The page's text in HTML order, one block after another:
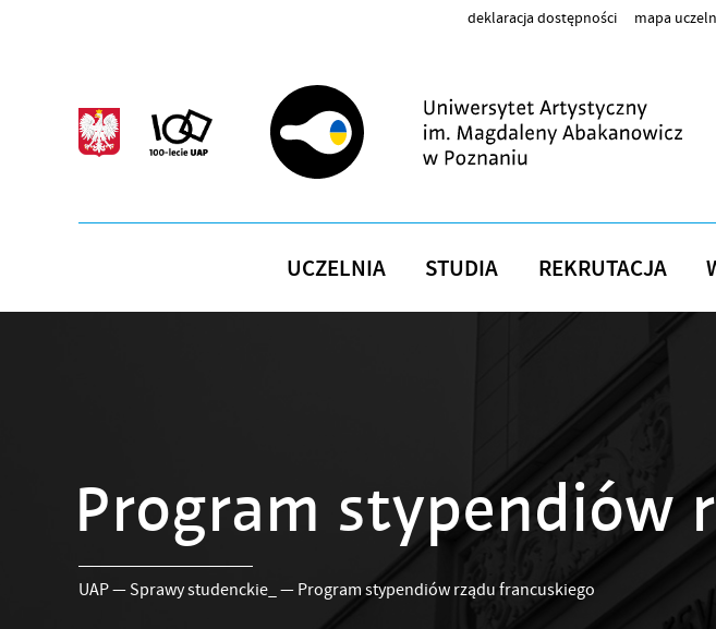
deklaracja dostępności mapa
UCZELNIA STUDIA REKRUTACJA
Program stypendiów
UAP— Sprawy studenckie_ — Program stypendiów rządu francuskiego